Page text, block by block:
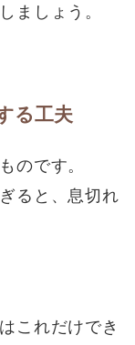
ましょう。
る工夫
のです。
ると、息切れ
これだけでき